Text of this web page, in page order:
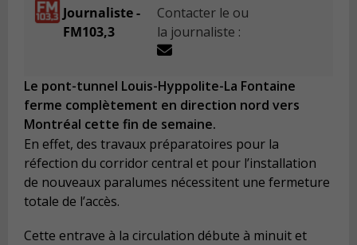
Journaliste -
FM103,3
Contacter le ou
la journaliste :
Le pont-tunnel Louis-Hyppolite-La Fontaine
ferme complètement en direction nord vers
Montréal cette fin de semaine.
En effet, des travaux préparatoires pour la
réfection du corridor central et pour l’installation
de nouveaux paralumes nécessitent une fermeture
totale de l’accès.
Cette entrave à la circulation débute à minuit et